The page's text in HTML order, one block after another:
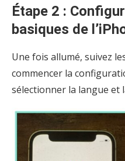
Étape 2 :
basiques de
Une fois allumé, suivez
commencer la
sélectionner la langue et